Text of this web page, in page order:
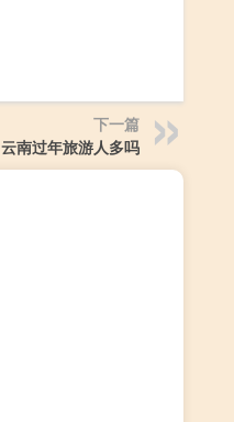
下一篇
云南过年旅游人多吗